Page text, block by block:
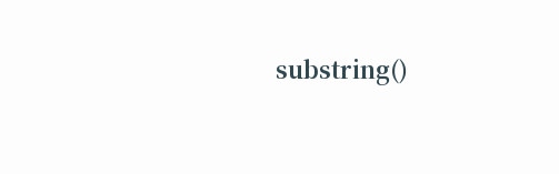
substring()